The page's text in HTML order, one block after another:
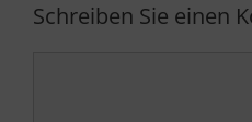
Schreiben Sie einen